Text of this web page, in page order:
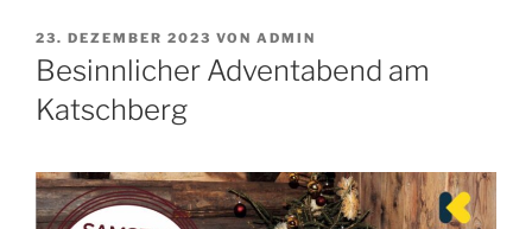
VERÖFFENTLICHT
AM
23. DEZEMBER 2023 VON ADMIN
Besinnlicher Adventabend am
Katschberg